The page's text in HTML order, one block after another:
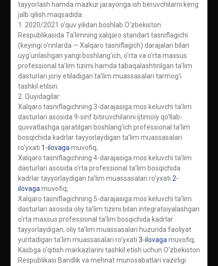
tayyorlash hamda mazkur jarayonga ish beruvchilarni keng
jalb qilish maqsadida:
1. 2020/2021 o‘quv yilidan boshlab O‘zbekiston
Respublikasida Ta’limning xalqaro standart tasniflagichi
(keyingi o‘rinlarda — Xalqaro tasniflagich) darajalari bilan
uyg‘unlashgan yangi boshlang‘ich, o‘rta va o‘rta maxsus
professional ta’lim tizimi hamda tabaqalashtirilgan ta’lim
dasturlari joriy etiladigan ta’lim muassasalari tarmog‘i
tashkil etilsin.
2. Quyidagilar:
Xalqaro tasniflagichning 3-darajasiga mos keluvchi ta’lim
dasturlari asosida 9-sinf bitiruvchilarini ijtimoiy qo‘llab-
quvvatlashga qaratilgan boshlang‘ich professional ta’lim
bosqichida kadrlar tayyorlaydigan ta’lim muassasalari
ro‘yxati 1-ilovaga muvofiq;
Xalqaro tasniflagichning 4-darajasiga mos keluvchi ta’lim
dasturlari asosida o‘rta professional ta’lim bosqichida
kadrlar tayyorlaydigan ta’lim muassasalari ro‘yxati 2-
ilovaga muvofiq;
Xalqaro tasniflagichning 5-darajasiga mos keluvchi ta’lim
dasturlari asosida oliy ta’lim tizimi bilan integratsiyalashgan
o‘rta maxsus professional ta’lim bosqichida kadrlar
tayyorlaydigan, oliy ta’lim muassasalari huzurida faoliyat
yuritadigan ta’lim muassasalari ro‘yxati 3-ilovaga muvofiq;
Kasbga o‘qitish markazlarini tashkil etish uchun O‘zbekiston
Respublikasi Bandlik va mehnat munosabatlari vazirligi